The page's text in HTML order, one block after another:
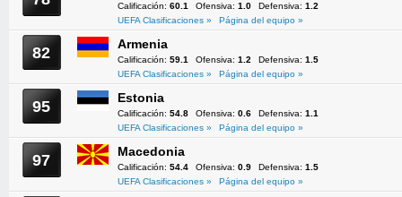
Calificación: 60.1 Ofensiva: 1.0 Defensiva: 1.2
UEFA Clasificaciones »
Página del equipo »
82 Armenia
Calificación: 59.1 Ofensiva: 1.2 Defensiva: 1.5
UEFA Clasificaciones »
Página del equipo »
95 Estonia
Calificación: 54.8 Ofensiva: 0.6 Defensiva: 1.1
UEFA Clasificaciones »
Página del equipo »
97 Macedonia
Calificación: 54.4 Ofensiva: 0.9 Defensiva: 1.5
UEFA Clasificaciones »
Página del equipo »